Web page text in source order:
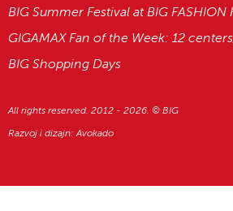
BIG Summer Festival at BIG FASHION
GIGAMAX Fan of the Week: 12
BIG Shopping Days
All rights reserved. 2012 - 2026. © BIG
Razvoj i dizajn:Avokado